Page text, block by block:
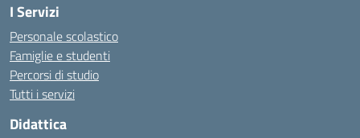
I Servizi
Personale scolastico
Famiglie e studenti
Percorsi di studio
Tutti i servizi
Didattica